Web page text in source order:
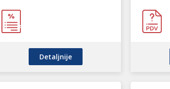
Detaljnije